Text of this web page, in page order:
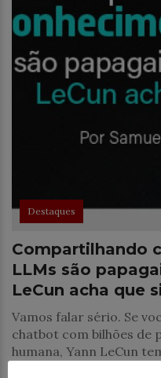
Destaques
Compartilhando
LLMs são
LeCun acha que
Vamos falar sério. Se
chatbot com bilhões de
humana, Yann LeCun